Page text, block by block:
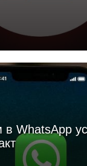
WhatsApp